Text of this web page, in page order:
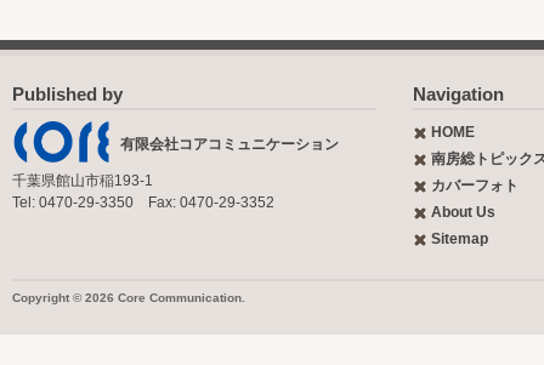
Published by
有限会社コアコミュニケーション
千葉県館山市稲193-1
Tel: 0470-29-3350 Fax: 0470-29-3352
Navigation
HOME
南房総トピック
カバーフォト
About Us
Sitemap
Copyright © 2026 Core Communication.